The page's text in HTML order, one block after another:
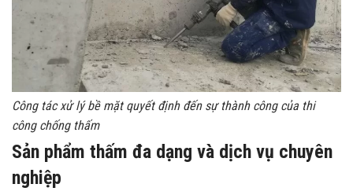
Công tác xử lý bề mặt quyết định đến sự thành công của thi
công chống thấm
Sản phẩm thấm đa dạng và dịch vụ chuyên
nghiệp